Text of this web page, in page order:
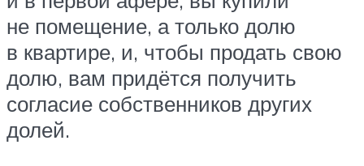
не помещение, а только долю
в квартире, и, чтобы продать свою
долю, вам придётся получить
согласие собственников других
долей.